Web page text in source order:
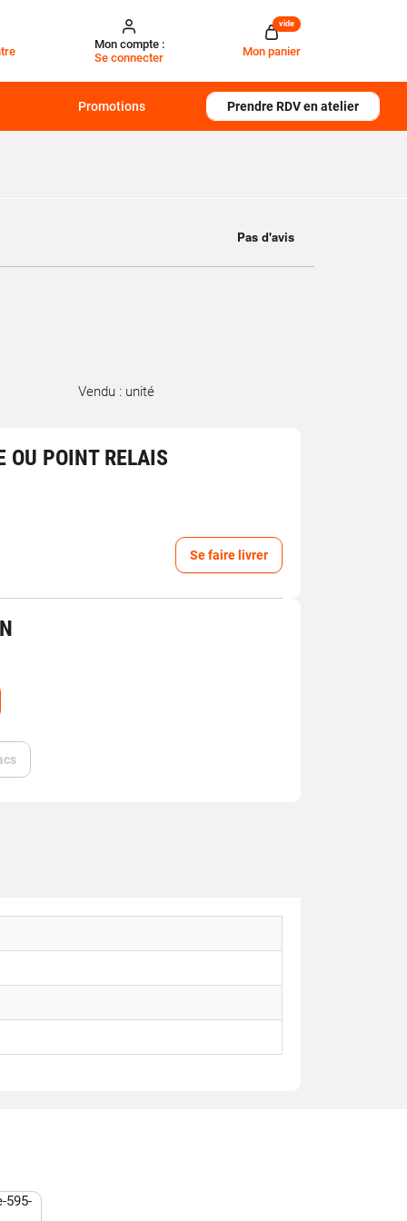
Mon compte :
Se connecter
Mon panier
vide
Promotions Prendre RDV en atelier
Vendu : unité
OU POINT RELAIS
Se faire livrer